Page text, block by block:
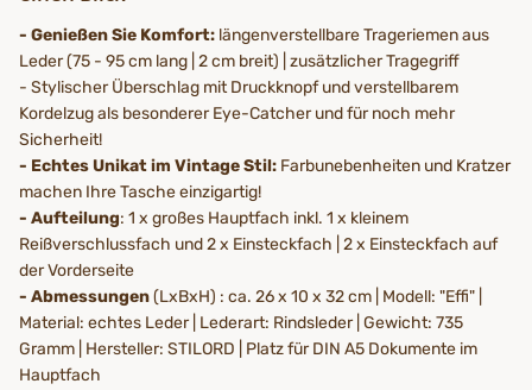
- Genießen Sie Komfort: längenverstellbare Trageriemen aus
Leder (75 - 95 cm lang | 2 cm breit) | zusätzlicher Tragegriff
- Stylischer Überschlag mit Druckknopf und verstellbarem
Kordelzug als besonderer Eye-Catcher und für noch mehr
Sicherheit!
- Echtes Unikat im Vintage Stil: Farbunebenheiten und Kratzer
machen Ihre Tasche einzigartig!
- Aufteilung: 1 x großes Hauptfach inkl. 1 x kleinem
Reißverschlussfach und 2 x Einsteckfach | 2 x Einsteckfach auf
der Vorderseite
- Abmessungen(LxBxH) : ca. 26 x 10 x 32 cm | Modell: "Effi" |
Material: echtes Leder | Lederart: Rindsleder | Gewicht: 735
Gramm | Hersteller: STILORD | Platz für DIN A5 Dokumente im
Hauptfach